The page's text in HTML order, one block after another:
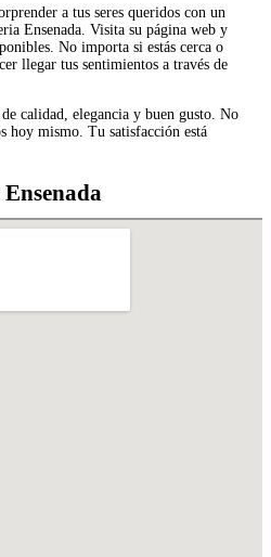
a tus seres queridos con un
Ensenada. Visita su página web y
No importa si estás cerca o
llegar tus sentimientos a través de
calidad, elegancia y buen gusto. No
hoy mismo. Tu satisfacción está